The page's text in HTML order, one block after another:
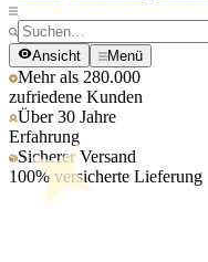
Ansicht Menü
Mehr als 280.000
zufriedene Kunden
Über 30 Jahre
Erfahrung
Sicherer Versand
100% versicherte Lieferung